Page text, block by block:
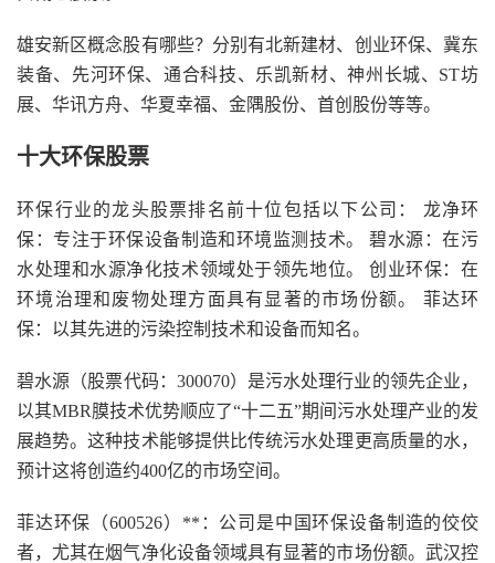
雄安新区概念股有哪些？分别有北新建材、创业环保、冀东
装备、先河环保、通合科技、乐凯新材、神州长城、ST坊
展、华讯方舟、华夏幸福、金隅股份、首创股份等等。
十大环保股票
环保行业的龙头股票排名前十位包括以下公司： 龙净环
保：专注于环保设备制造和环境监测技术。 碧水源：在污
水处理和水源净化技术领域处于领先地位。 创业环保：在
环境治理和废物处理方面具有显著的市场份额。 菲达环
保：以其先进的污染控制技术和设备而知名。
碧水源（股票代码：300070）是污水处理行业的领先企业，
以其MBR膜技术优势顺应了“十二五”期间污水处理产业的发
展趋势。这种技术能够提供比传统污水处理更高质量的水，
预计这将创造约400亿的市场空间。
菲达环保（600526）**：公司是中国环保设备制造的佼佼
者，尤其在烟气净化设备领域具有显著的市场份额。武汉控